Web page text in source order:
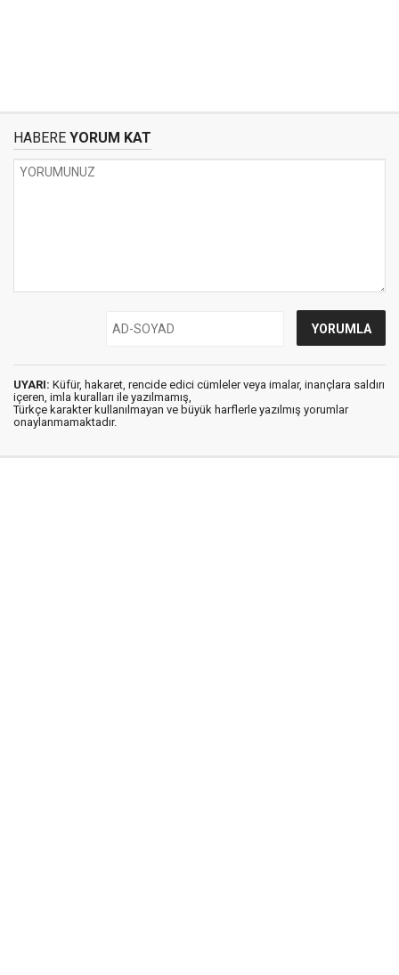
HABERE YORUM KAT
UYARI: Küfür, hakaret, rencide edici cümleler veya imalar, inançlara saldırı
içeren, imla kuralları ile yazılmamış,
Türkçe karakter kullanılmayan ve büyük harflerle yazılmış yorumlar
onaylanmamaktadır.